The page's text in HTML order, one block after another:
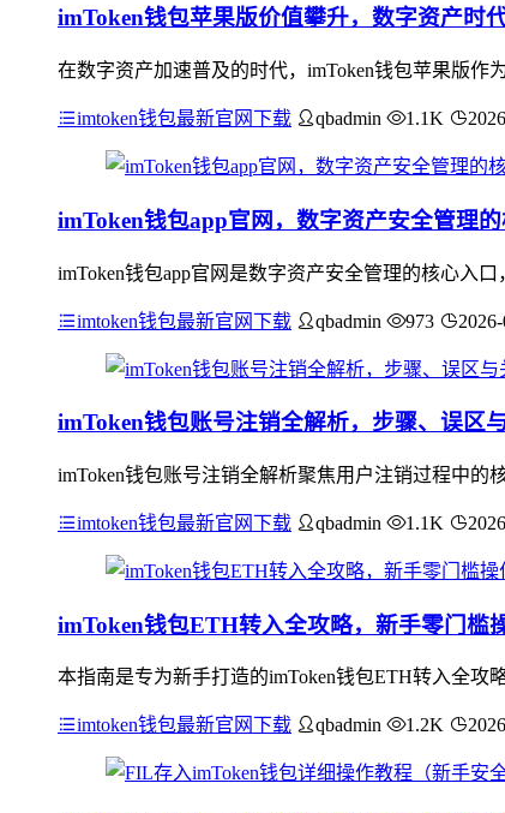
imToken钱包苹果版价值攀升，数字资产时
在数字资产加速普及的时代，imToken钱包苹果版
imtoken钱包最新官网下载 qbadmin 1.1K
imToken钱包app官网，数字资产安全管理
imToken钱包app官网是数字资产安全管理的核心入
imtoken钱包最新官网下载 qbadmin 973
imToken钱包账号注销全解析，步骤、误区
imToken钱包账号注销全解析聚焦用户注销过程中
imtoken钱包最新官网下载 qbadmin 1.1K
imToken钱包ETH转入全攻略，新手零门槛
本指南是专为新手打造的imToken钱包ETH转入全攻
imtoken钱包最新官网下载 qbadmin 1.2K